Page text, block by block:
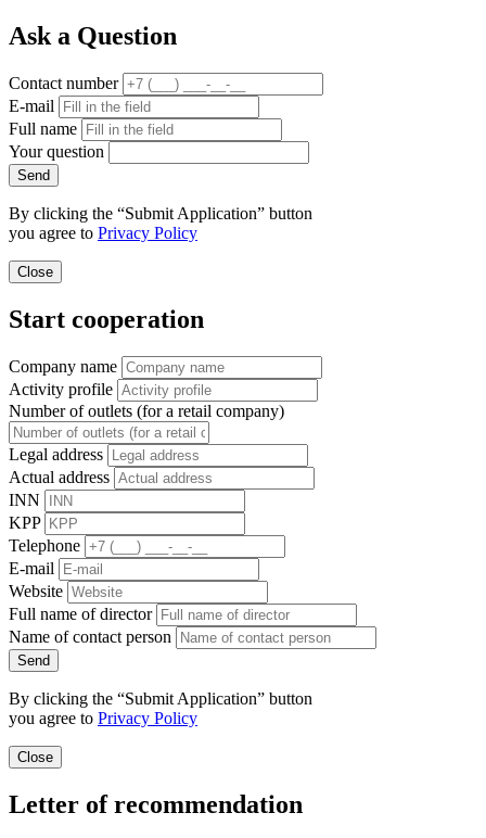
Ask a Question
Contact number
E-mail
Full name
Your question
Send
By clicking the “Submit Application” button
you agree to Privacy Policy
Close
Start cooperation
Company name
Activity profile
Number of outlets (for a retail company)
Legal address
Actual address
INN
KPP
Telephone
E-mail
Website
Full name of director
Name of contact person
Send
By clicking the “Submit Application” button
you agree to Privacy Policy
Close
Letter of recommendation